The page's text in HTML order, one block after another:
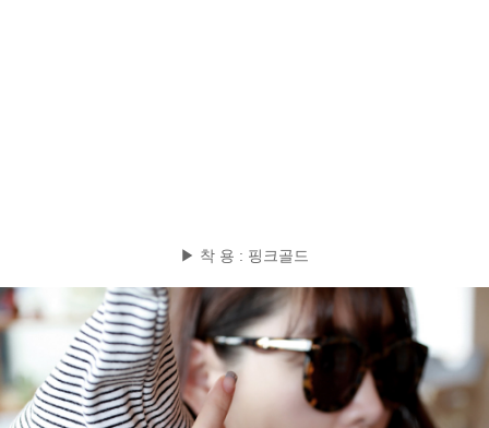
▶ 착 용 : 핑크골드